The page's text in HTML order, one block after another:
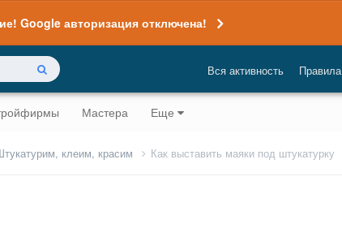
Google авторизация отключена!
Вся активность Правила
Мастера Еще
клеим, красим Как выставить маяки под штукатурку